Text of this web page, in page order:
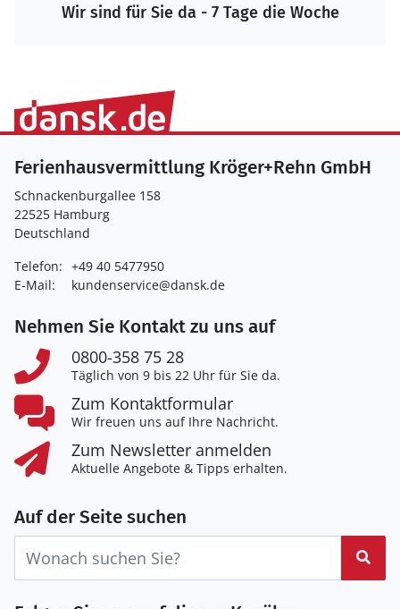
Wir sind für Sie da - 7 Tage die Woche
Ferienhausvermittlung Kröger+Rehn GmbH
Schnackenburgallee 158
22525 Hamburg
Deutschland
Telefon: +49 40 5477950
E-Mail:
kundenservice@dansk.de
Nehmen Sie Kontakt zu uns auf
0800-358 75 28
Täglich von 9 bis 22 Uhr für Sie da.
Zum Kontaktformular
Wir freuen uns auf Ihre Nachricht.
Zum Newsletter anmelden
Aktuelle Angebote & Tipps erhalten.
Auf der Seite suchen